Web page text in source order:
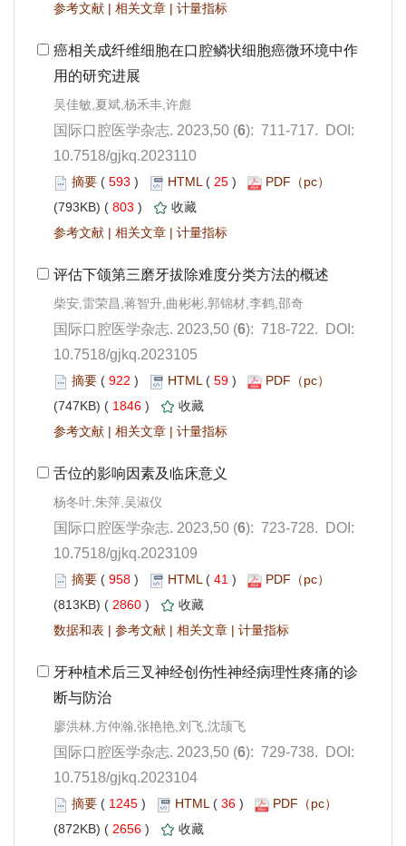
|
|
): 711-717. DOI:
10.7518/gjkq.2023110
593 ) 25 )
803 )
|
|
): 718-722. DOI:
10.7518/gjkq.2023105
922 ) 59 )
1846 )
|
|
): 723-728. DOI:
10.7518/gjkq.2023109
958 ) 41 )
2860 )
|
| |
): 729-738. DOI:
10.7518/gjkq.2023104
1245 ) 36 )
2656 )